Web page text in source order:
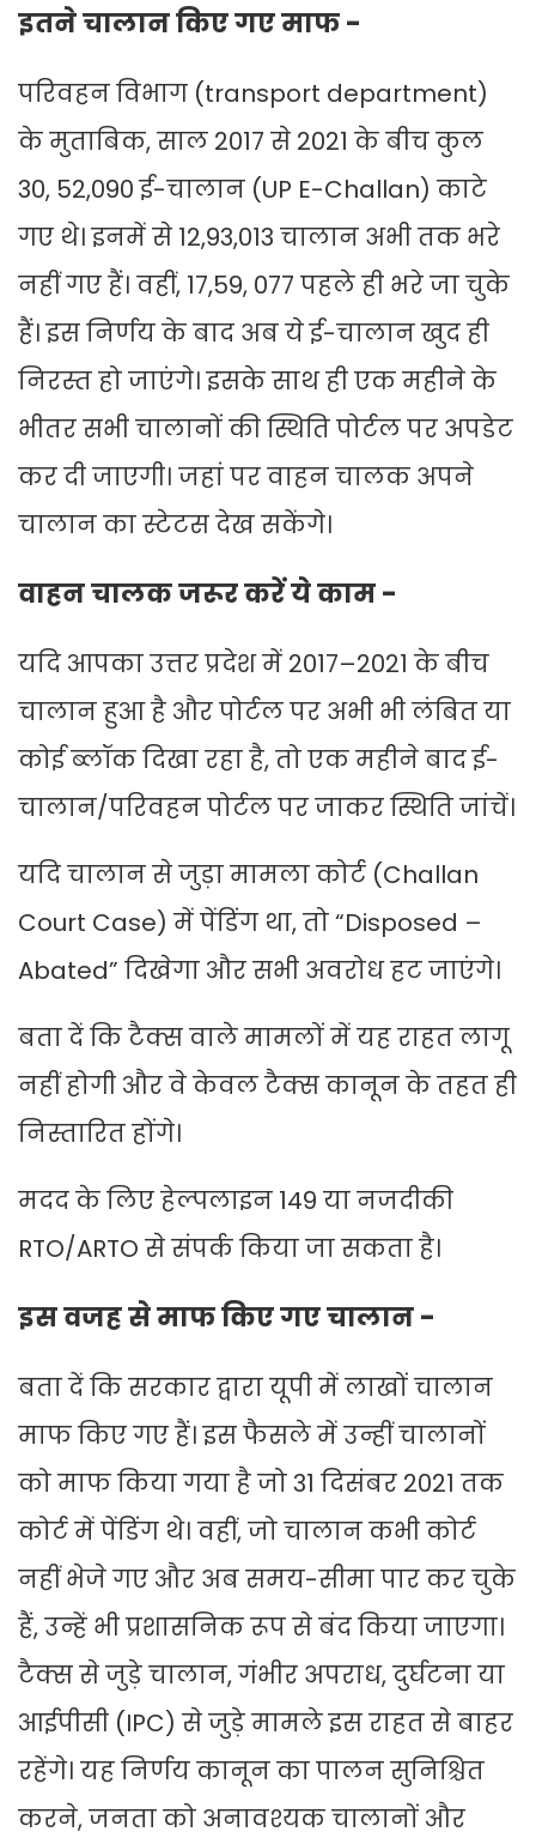
इतने चालान किए गए माफ -
परिवहन विभाग (transport department)
के मुताबिक, साल 2017 से 2021 के बीच कुल
30, 52,090 ई-चालान (UP E-Challan) काटे
गए थे। इनमें से 12,93,013 चालान अभी तक भरे
नहीं गए हैं। वहीं, 17,59, 077 पहले ही भरे जा चुके
हैं। इस निर्णय के बाद अब ये ई-चालान खुद ही
निरस्त हो जाएंगे। इसके साथ ही एक महीने के
भीतर सभी चालानों की स्थिति पोर्टल पर अपडेट
कर दी जाएगी। जहां पर वाहन चालक अपने
चालान का स्टेटस देख सकेंगे।
वाहन चालक जरूर करें ये काम -
यदि आपका उत्तर प्रदेश में 2017–2021 के बीच
चालान हुआ है और पोर्टल पर अभी भी लंबित या
कोई ब्लॉक दिखा रहा है, तो एक महीने बाद ई-
चालान/परिवहन पोर्टल पर जाकर स्थिति जांचें।
यदि चालान से जुड़ा मामला कोर्ट (Challan
Court Case) में पेंडिंग था, तो “Disposed –
Abated” दिखेगा और सभी अवरोध हट जाएंगे।
बता दें कि टैक्स वाले मामलों में यह राहत लागू
नहीं होगी और वे केवल टैक्स कानून के तहत ही
निस्तारित होंगे।
मदद के लिए हेल्पलाइन 149 या नजदीकी
RTO/ARTO से संपर्क किया जा सकता है।
इस वजह से माफ किए गए चालान -
बता दें कि सरकार द्वारा यूपी में लाखों चालान
माफ किए गए हैं। इस फैसले में उन्हीं चालानों
को माफ किया गया है जो 31 दिसंबर 2021 तक
कोर्ट में पेंडिंग थे। वहीं, जो चालान कभी कोर्ट
नहीं भेजे गए और अब समय-सीमा पार कर चुके
हैं, उन्हें भी प्रशासनिक रूप से बंद किया जाएगा।
टैक्स से जुड़े चालान, गंभीर अपराध, दुर्घटना या
आईपीसी (IPC) से जुड़े मामले इस राहत से बाहर
रहेंगे। यह निर्णय कानून का पालन सुनिश्चित
करने, जनता को अनावश्यक चालानों और